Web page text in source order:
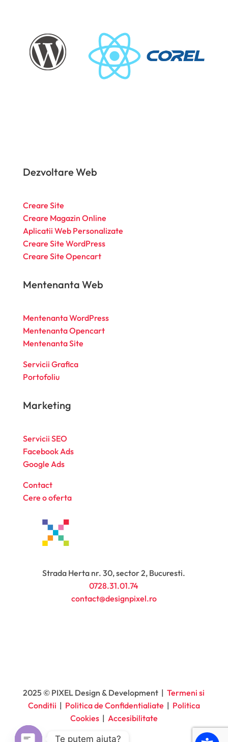
Dezvoltare Web
Creare Site
Creare Magazin Online
Aplicatii Web Personalizate
Creare Site WordPress
Creare Site Opencart
Mentenanta Web
Mentenanta WordPress
Mentenanta Opencart
Mentenanta Site
Servicii Grafica
Portofoliu
Marketing
Servicii SEO
Facebook Ads
Google Ads
Contact
Cere o oferta
Strada Herta nr. 30, sector 2, Bucuresti.
0728.31.01.74
contact@designpixel.ro
2025 © PIXEL Design & Development |Termeni si
Conditii | Politica de Confidentialiate | Politica
Cookies| Accesibilitate
Te putem ajuta?